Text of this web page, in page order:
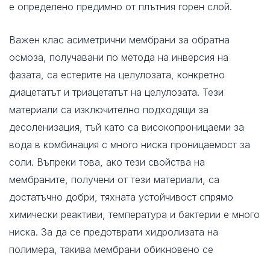
е определено предимно от плътния горен слой.
Важен клас асиметрични мембрани за обратна
осмоза, получавани по метода на инверсия на
фазата, са естерите на целулозата, конкретно
диацетатът и триацетатът на целулозата. Тези
материали са изключително подходящи за
десоленизация, тъй като са високопроницаеми за
вода в комбинация с много ниска проницаемост за
соли. Въпреки това, ако тези свойства на
мембраните, получени от тези материали, са
достатъчно добри, тяхната устойчивост спрямо
химически реактиви, температура и бактерии е много
ниска. За да се предотврати хидролизата на
полимера, такива мембрани обикновено се